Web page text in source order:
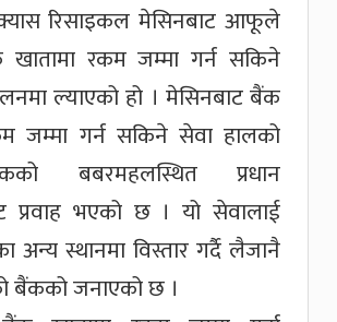
रिसाइकल मेसिनबाट आफूले
रकम जम्मा गर्न सकिने
ल्याएको हो । मेसिनबाट बैंक
जम्मा गर्न सकिने सेवा हालको
बबरमहलस्थित प्रधान
प्रवाह भएको छ । यो सेवालाई
अन्य स्थानमा विस्तार गर्दै लैजानै
बैंकको जनाएको छ ।